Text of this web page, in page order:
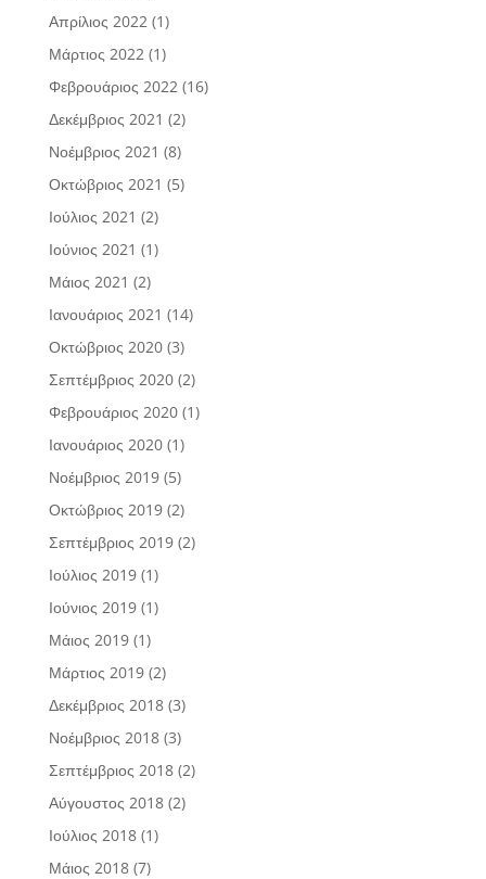
Απρίλιος 2022(1)
Μάρτιος 2022(1)
Φεβρουάριος 2022(16)
Δεκέμβριος 2021 (2)
Νοέμβριος 2021 (8)
Οκτώβριος 2021 (5)
Ιούλιος 2021 (2)
Ιούνιος 2021 (1)
Μάιος 2021 (2)
Ιανουάριος 2021 (14)
Οκτώβριος 2020(3)
Σεπτέμβριος 2020(2)
Φεβρουάριος 2020(1)
Ιανουάριος 2020(1)
Νοέμβριος 2019(5)
Οκτώβριος 2019(2)
Σεπτέμβριος 2019(2)
Ιούλιος 2019(1)
Ιούνιος 2019(1)
Μάιος 2019(1)
Μάρτιος 2019(2)
Δεκέμβριος 2018(3)
Νοέμβριος 2018(3)
Σεπτέμβριος 2018(2)
Αύγουστος 2018(2)
Ιούλιος 2018(1)
Μάιος 2018(7)